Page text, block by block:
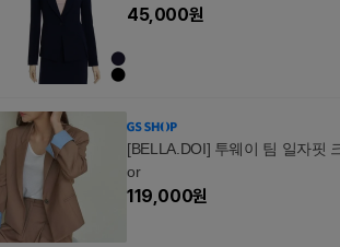
45,000원
[BELLA.DOI] 투웨이 팀 일자핏
or
119,000원